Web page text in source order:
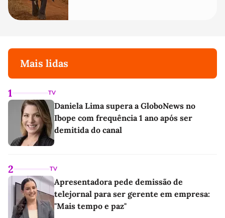
Mais lidas
1 TV
Daniela Lima supera a GloboNews no
Ibope com frequência 1 ano após ser
demitida do canal
2 TV
Apresentadora pede demissão de
telejornal para ser gerente em empresa:
"Mais tempo e paz"